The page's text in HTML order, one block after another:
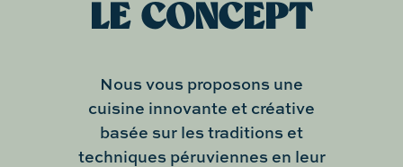
LE CONCEPT
Nous vous proposons une
cuisine innovante et créative
basée sur les traditions et
techniques péruviennes en leur